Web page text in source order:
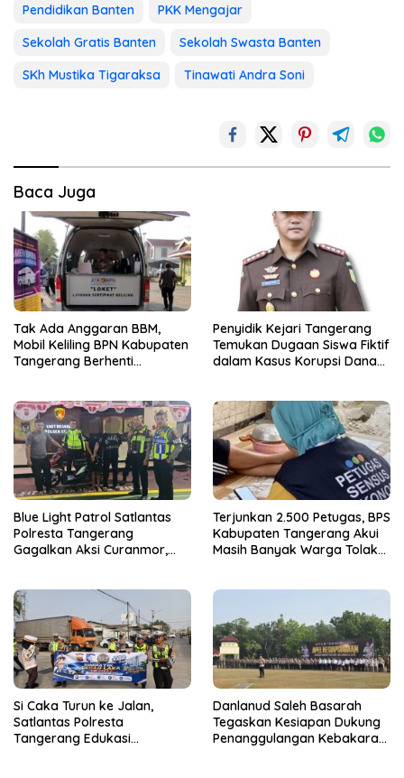
Pendidikan Banten
PKK Mengajar
Sekolah Gratis Banten
Sekolah Swasta Banten
SKh Mustika Tigaraksa
Tinawati Andra Soni
Baca Juga
Tak Ada Anggaran BBM,
Mobil Keliling BPN Kabupaten
Tangerang Berhenti
Penyidik Kejari Tangerang
Temukan Dugaan Siswa Fiktif
dalam Kasus Korupsi Dana
Blue Light Patrol Satlantas
Polresta Tangerang
Gagalkan Aksi Curanmor,
Terjunkan 2.500 Petugas, BPS
Kabupaten Tangerang Akui
Masih Banyak Warga Tolak
Si Caka Turun ke Jalan,
Satlantas Polresta
Tangerang Edukasi
Danlanud Saleh Basarah
Tegaskan Kesiapan Dukung
Penanggulangan Kebakaran